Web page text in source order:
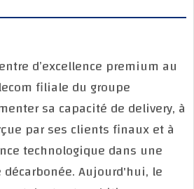
un centre d’excellence premium
Telecom filiale du groupe
sa capacité de
perçue par ses clients finaux
technologique dans une
décarbonée. Aujourd'hui, le